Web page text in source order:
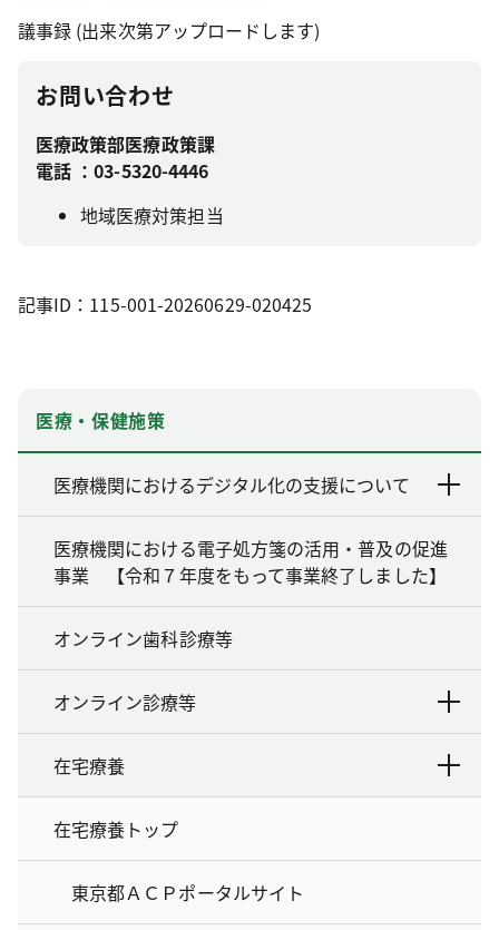
議事録 (出来次第アップロードします)
お問い合わせ
医療政策部医療政策課
電話 ：03-5320-4446
地域医療対策担当
記事ID：115-001-20260629-020425
医療・保健施策
医療機関におけるデジタル化の支援について
医療機関における電子処方箋の活用・普及の促進
事業 【令和７年度をもって事業終了しました】
オンライン歯科診療等
オンライン診療等
在宅療養
在宅療養トップ
東京都ＡＣＰポータルサイト